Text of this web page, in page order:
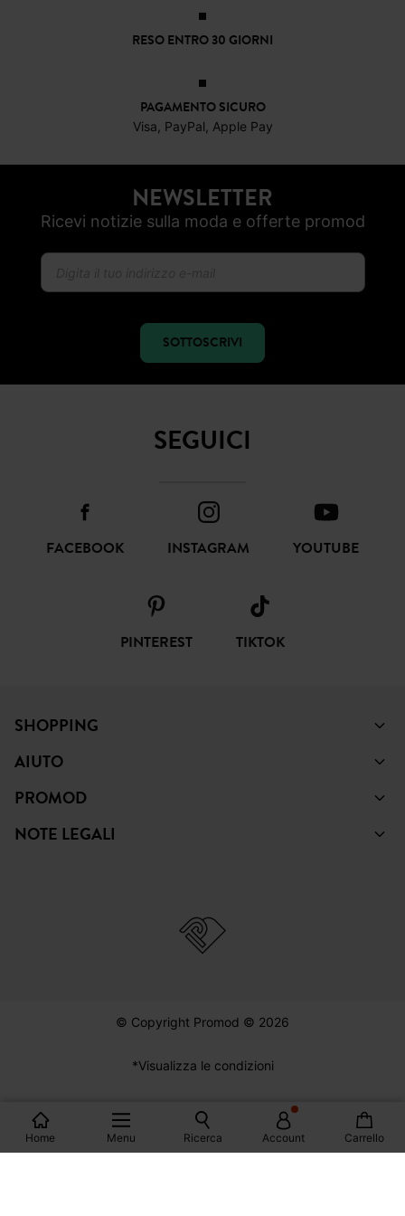
Home Menu Ricerca Account Carrello
PAGAMENTO SICURO
NEWSLETTER
SEGUICI
PROMOD
NOTE LEGALI
© Copyright Promod © 2026